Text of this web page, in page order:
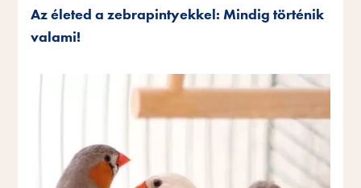
Az életed a zebrapintyekkel: Mindig történik
valami!